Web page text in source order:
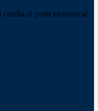
di posta elettronica!